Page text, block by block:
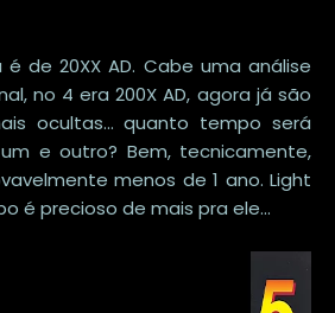
de 20XX AD. Cabe uma análise
no 4 era 200X AD, agora já são
ocultas... quanto tempo será
e outro? Bem, tecnicamente,
menos de 1 ano. Light
é precioso de mais pra ele...